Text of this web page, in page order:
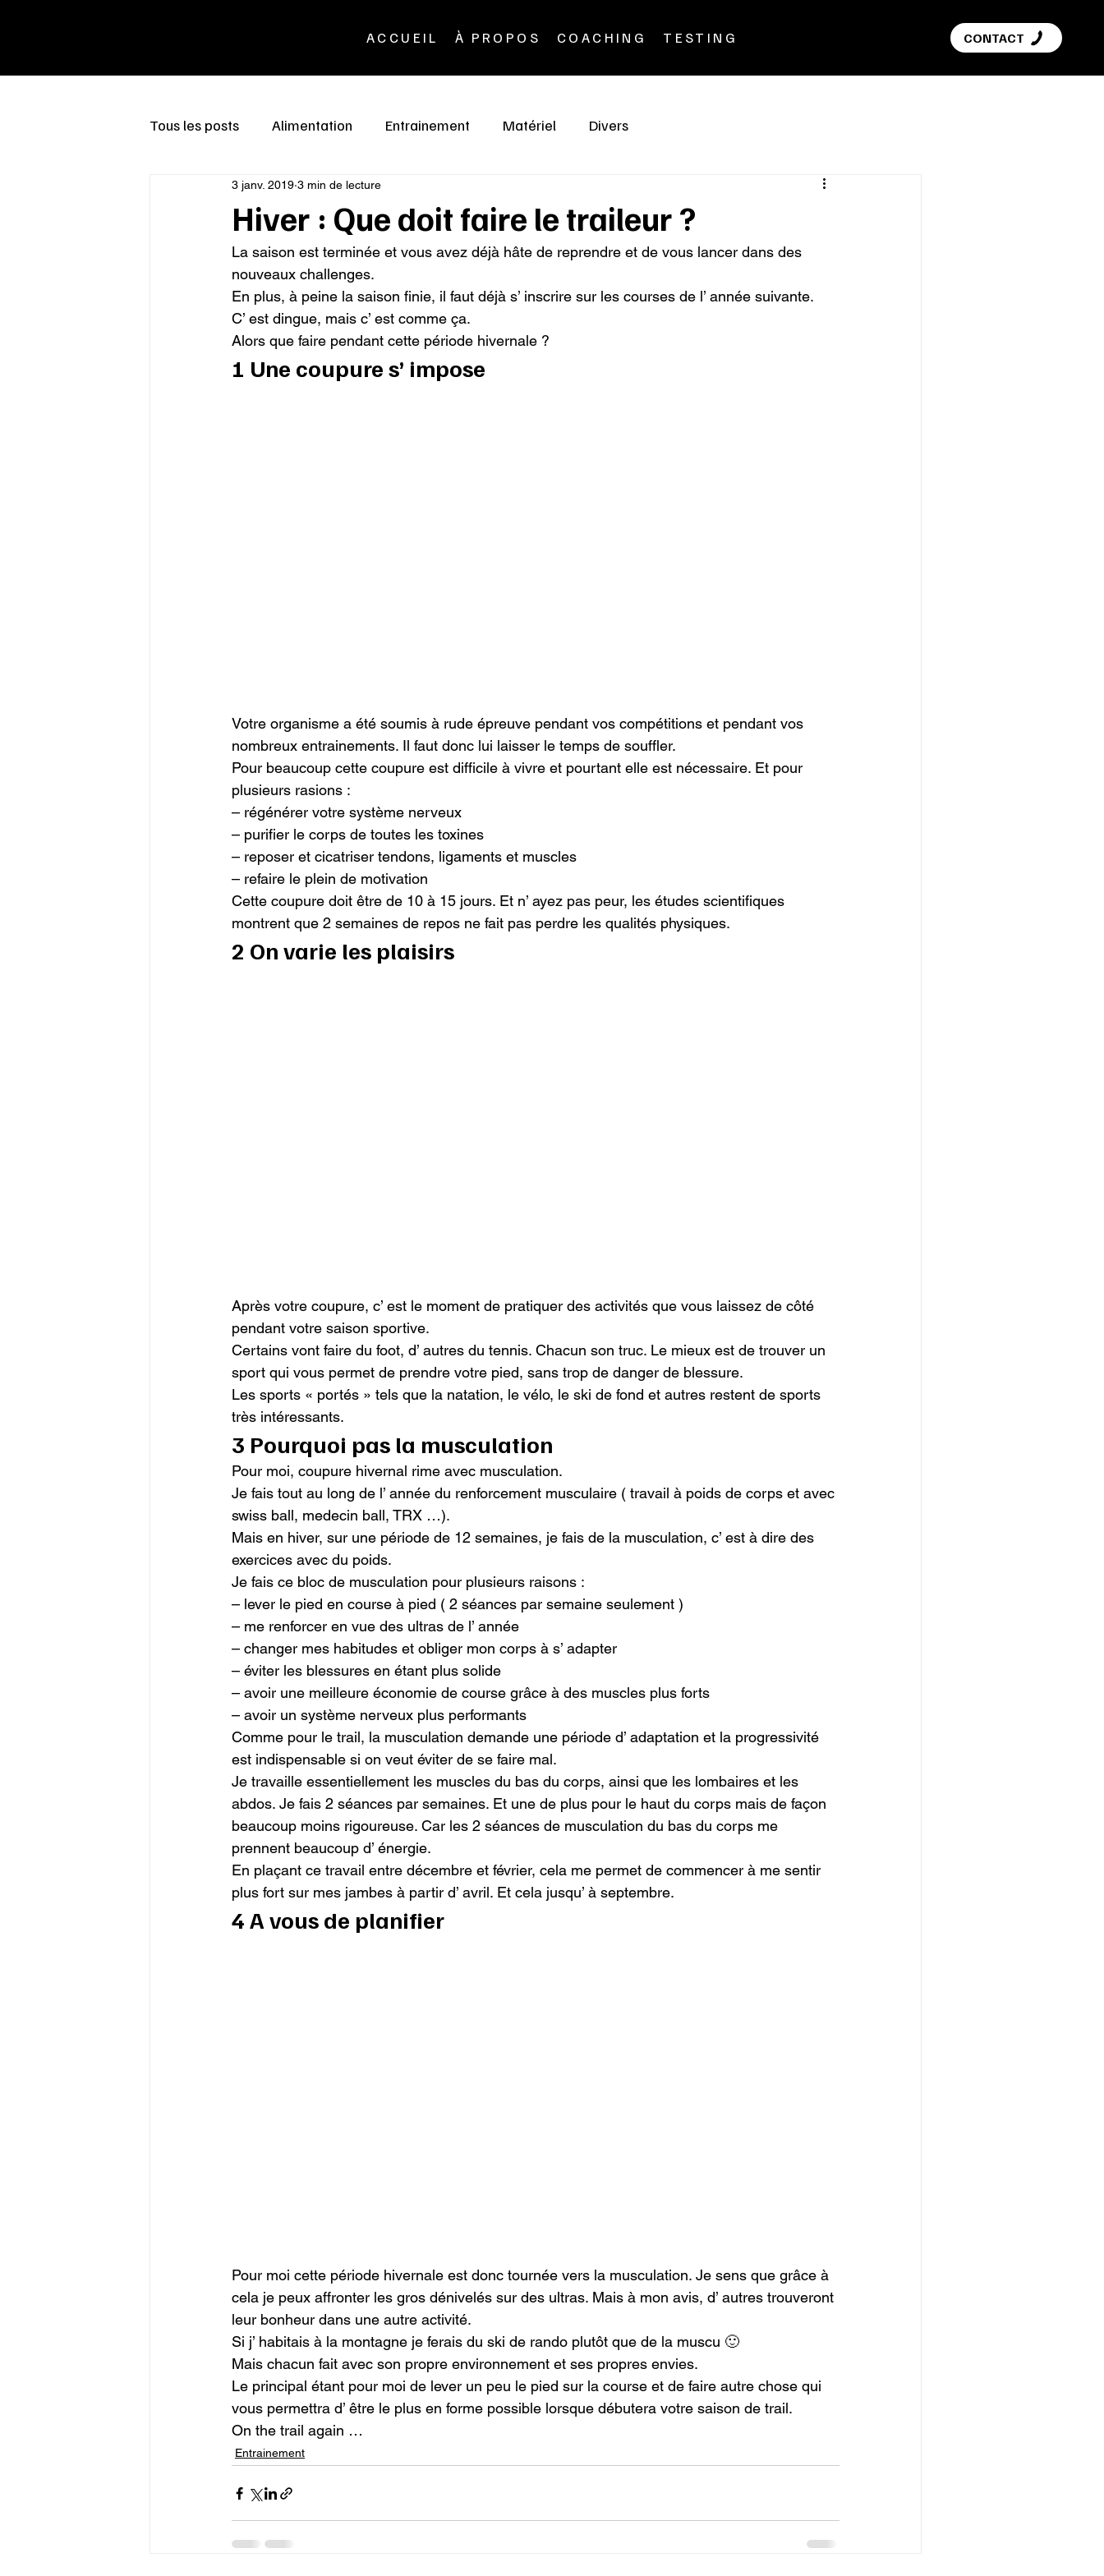
ACCUEIL À PROPOS COACHING TESTING CONTACT
Tous les posts Alimentation Entrainement Matériel Divers
Hiver : Que doit faire le traileur ?
3 janv. 2019 3 min de lecture
La saison est terminée et vous avez déjà hâte de reprendre et de vous lancer dans des
nouveaux challenges.
En plus, à peine la saison finie, il faut déjà s’ inscrire sur les courses de l’ année suivante.
C’ est dingue, mais c’ est comme ça.
Alors que faire pendant cette période hivernale ?
1 Une coupure s’ impose
Votre organisme a été soumis à rude épreuve pendant vos compétitions et pendant vos
nombreux entrainements. Il faut donc lui laisser le temps de souffler.
Pour beaucoup cette coupure est difficile à vivre et pourtant elle est nécessaire. Et pour
plusieurs rasions :
– régénérer votre système nerveux
– purifier le corps de toutes les toxines
– reposer et cicatriser tendons, ligaments et muscles
– refaire le plein de motivation
Cette coupure doit être de 10 à 15 jours. Et n’ ayez pas peur, les études scientifiques
montrent que 2 semaines de repos ne fait pas perdre les qualités physiques.
2 On varie les plaisirs
Après votre coupure, c’ est le moment de pratiquer des activités que vous laissez de côté
pendant votre saison sportive.
Certains vont faire du foot, d’ autres du tennis. Chacun son truc. Le mieux est de trouver un
sport qui vous permet de prendre votre pied, sans trop de danger de blessure.
Les sports « portés » tels que la natation, le vélo, le ski de fond et autres restent de sports
très intéressants.
3 Pourquoi pas la musculation
Pour moi, coupure hivernal rime avec musculation.
Je fais tout au long de l’ année du renforcement musculaire ( travail à poids de corps et avec
swiss ball, medecin ball, TRX …).
Mais en hiver, sur une période de 12 semaines, je fais de la musculation, c’ est à dire des
exercices avec du poids.
Je fais ce bloc de musculation pour plusieurs raisons :
– lever le pied en course à pied ( 2 séances par semaine seulement )
– me renforcer en vue des ultras de l’ année
– changer mes habitudes et obliger mon corps à s’ adapter
– éviter les blessures en étant plus solide
– avoir une meilleure économie de course grâce à des muscles plus forts
– avoir un système nerveux plus performants
Comme pour le trail, la musculation demande une période d’ adaptation et la progressivité
est indispensable si on veut éviter de se faire mal.
Je travaille essentiellement les muscles du bas du corps, ainsi que les lombaires et les
abdos. Je fais 2 séances par semaines. Et une de plus pour le haut du corps mais de façon
beaucoup moins rigoureuse. Car les 2 séances de musculation du bas du corps me
prennent beaucoup d’ énergie.
En plaçant ce travail entre décembre et février, cela me permet de commencer à me sentir
plus fort sur mes jambes à partir d’ avril. Et cela jusqu’ à septembre.
4 A vous de planifier
Pour moi cette période hivernale est donc tournée vers la musculation. Je sens que grâce à
cela je peux affronter les gros dénivelés sur des ultras. Mais à mon avis, d’ autres trouveront
leur bonheur dans une autre activité.
Si j’ habitais à la montagne je ferais du ski de rando plutôt que de la muscu 🙂
Mais chacun fait avec son propre environnement et ses propres envies.
Le principal étant pour moi de lever un peu le pied sur la course et de faire autre chose qui
vous permettra d’ être le plus en forme possible lorsque débutera votre saison de trail.
On the trail again …
Entrainement